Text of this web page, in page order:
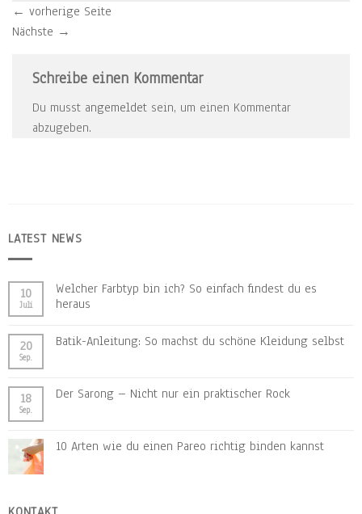
← vorherige Seite
Nächste →
Schreibe einen Kommentar
Du musst angemeldet sein, um einen Kommentar
abzugeben.
LATEST NEWS
10
Juli
Welcher Farbtyp bin ich? So einfach findest du es
heraus
20
Sep.
Batik-Anleitung: So machst du schöne Kleidung selbst
18
Sep.
Der Sarong – Nicht nur ein praktischer Rock
10 Arten wie du einen Pareo richtig binden kannst